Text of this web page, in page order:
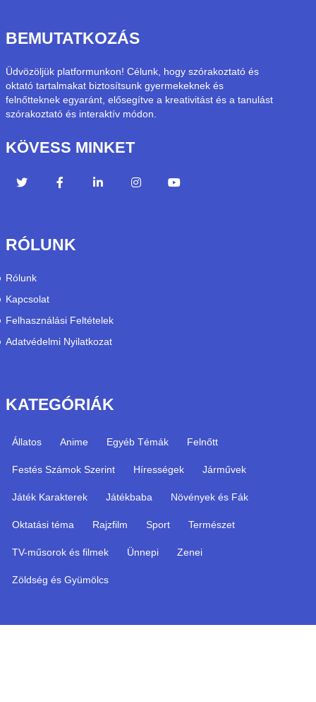
BEMUTATKOZÁS
Üdvözöljük platformunkon! Célunk, hogy szórakoztató és
oktató tartalmakat biztosítsunk gyermekeknek és
felnőtteknek egyaránt, elősegítve a kreativitást és a tanulást
szórakoztató és interaktív módon.
KÖVESS MINKET
RÓLUNK
Rólunk
Kapcsolat
Felhasználási Feltételek
Adatvédelmi Nyilatkozat
KATEGÓRIÁK
Állatos Anime Egyéb Témák Felnőtt
Festés Számok Szerint Hírességek Járművek
Játék Karakterek Játékbaba Növények és Fák
Oktatási téma Rajzfilm Sport Természet
TV-műsorok és filmek Ünnepi Zenei
Zöldség és Gyümölcs